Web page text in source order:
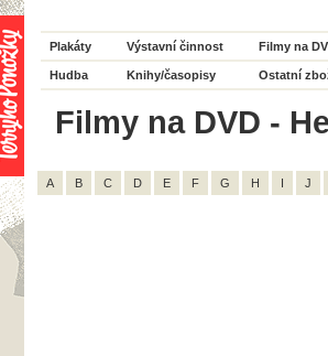
Plakáty Výstavní činnost Filmy na
Hudba Knihy/časopisy Ostatní
Filmy na DVD -
A B C D E F G H I J